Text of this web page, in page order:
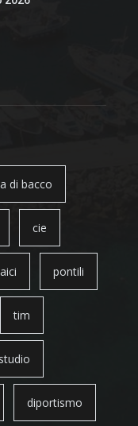
di bacco
cie
pontili
tim
diportismo